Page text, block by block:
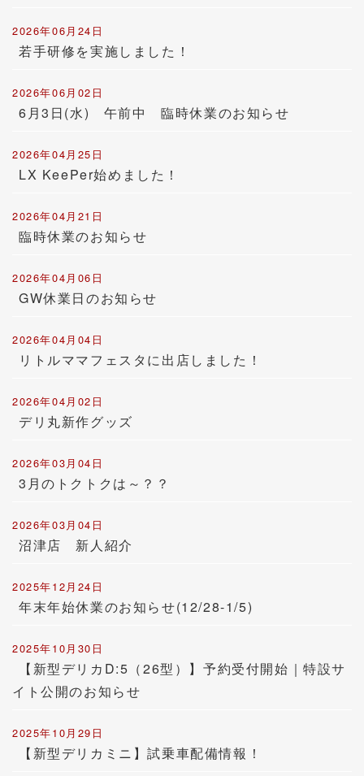
2026年06月24日
若手研修を実施しました！
2026年06月02日
6月3日(水) 午前中 臨時休業のお知らせ
2026年04月25日
LX KeePer始めました！
2026年04月21日
臨時休業のお知らせ
2026年04月06日
GW休業日のお知らせ
2026年04月04日
リトルママフェスタに出店しました！
2026年04月02日
デリ丸新作グッズ
2026年03月04日
3月のトクトクは～？？
2026年03月04日
沼津店 新人紹介
2025年12月24日
年末年始休業のお知らせ(12/28-1/5)
2025年10月30日
【新型デリカD:5（26型）】予約受付開始｜特設サ
イト公開のお知らせ
2025年10月29日
【新型デリカミニ】試乗車配備情報！